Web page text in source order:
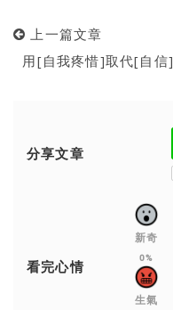
上一篇文章
用[自我疼惜]取代[自信]
分享文章
看完心情
新奇
0%
生氣